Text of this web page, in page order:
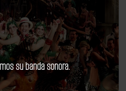
su banda sonora.